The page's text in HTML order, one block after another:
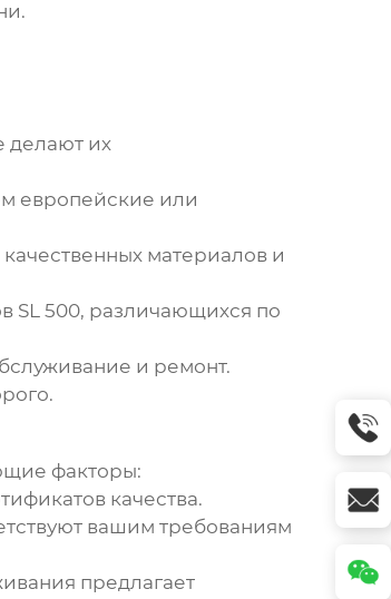
делают их
европейские или
материалов и
SL 500, различающихся по
и ремонт.
факторы:
качества.
вашим требованиям
предлагает